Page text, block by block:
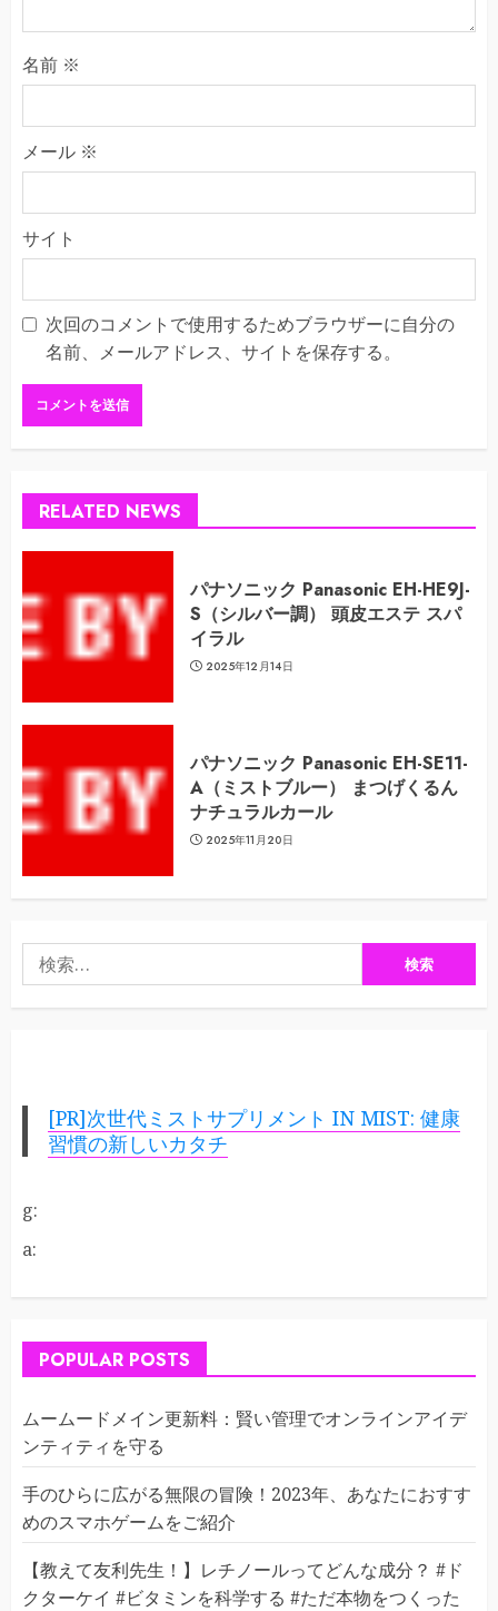
名前 ※
メール ※
サイト
次回のコメントで使用するためブラウザーに自分の
名前、メールアドレス、サイトを保存する。
RELATED NEWS
パナソニック Panasonic EH-HE9J-
S（シルバー調） 頭皮エステ スパ
イラル
2025年12月14日
パナソニック Panasonic EH-SE11-
A（ミストブルー） まつげくるん
ナチュラルカール
2025年11月20日
索:
[PR]次世代ミストサプリメント IN MIST: 健康
習慣の新しいカタチ
g:
a:
POPULAR POSTS
ムームードメイン更新料：賢い管理でオンラインアイデ
ンティティを守る
手のひらに広がる無限の冒険！2023年、あなたにおすす
めのスマホゲームをご紹介
【教えて友利先生！】レチノールってどんな成分？ #ド
クターケイ #ビタミンを科学する #ただ本物をつくった